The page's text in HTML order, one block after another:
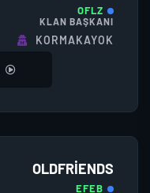
OFLZ
KLAN BAŞKANI
KORMAKAYOK
OLDFRIENDS
EFEB